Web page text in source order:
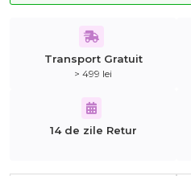
Transport Gratuit
> 499 lei
14 de zile Retur